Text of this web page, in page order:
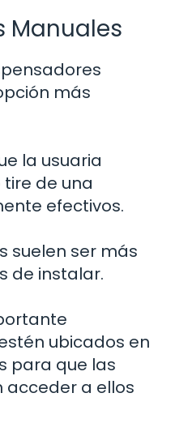
Manuales
más
la usuaria
de una
efectivos.
suelen ser más
de instalar.
ubicados en
para que las
acceder a ellos